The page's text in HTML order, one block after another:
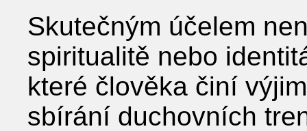
Skutečným účelem
spiritualitě nebo
které člověka činí
sbírání duchovních